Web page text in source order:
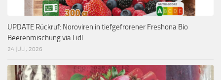
UPDATE Rückruf: Noroviren in tiefgefrorener Freshona Bio
Beerenmischung via Lidl
24 JULI, 2026